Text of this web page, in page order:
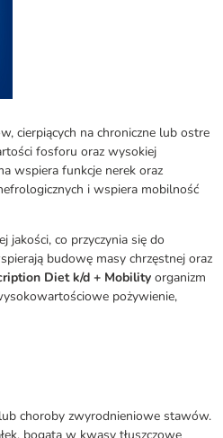
cierpiących na chroniczne lub ostre
fosforu oraz wysokiej
wspiera funkcje nerek oraz
i wspiera mobilność
jakości, co przyczynia się do
budowę masy chrzęstnej oraz
Diet k/d + Mobility organizm
pożywienie,
choroby zwyrodnieniowe stawów.